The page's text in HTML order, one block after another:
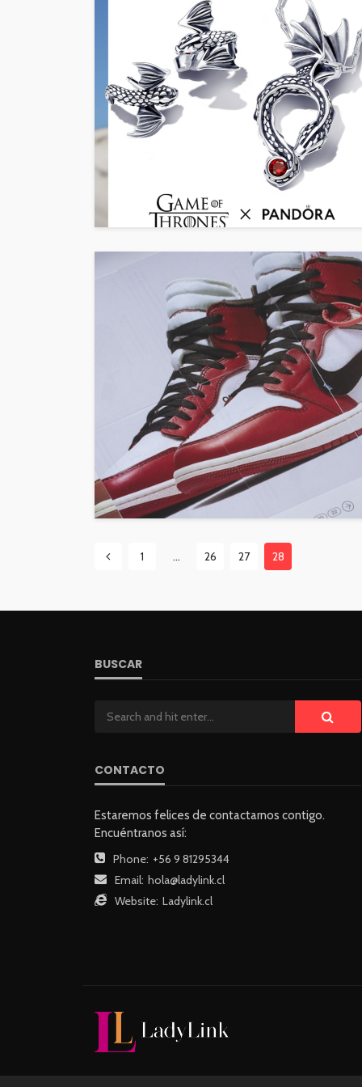
1 … 26 27 28
BUSCAR
CONTACTO
Estaremos felices de contactarnos contigo.
Encuéntranos así:
Phone: +56 9 81295344
Email: hola@ladylink.cl
Website: Ladylink.cl